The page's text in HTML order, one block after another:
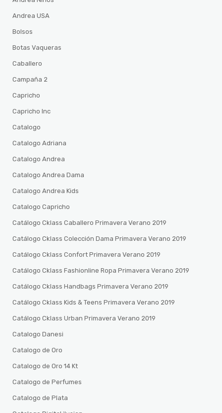
Andrea USA
Bolsos
Botas Vaqueras
Caballero
Campaña 2
Capricho
Capricho Inc
Catalogo
Catalogo Adriana
Catalogo Andrea
Catalogo Andrea Dama
Catalogo Andrea Kids
Catalogo Capricho
Catálogo Cklass Caballero Primavera Verano 2019
Catálogo Cklass Colección Dama Primavera Verano 2019
Catálogo Cklass Confort Primavera Verano 2019
Catálogo Cklass Fashionline Ropa Primavera Verano 2019
Catálogo Cklass Handbags Primavera Verano 2019
Catálogo Cklass Kids & Teens Primavera Verano 2019
Catálogo Cklass Urban Primavera Verano 2019
Catalogo Danesi
Catalogo de Oro
Catalogo de Oro 14 Kt
Catalogo de Perfumes
Catalogo de Plata